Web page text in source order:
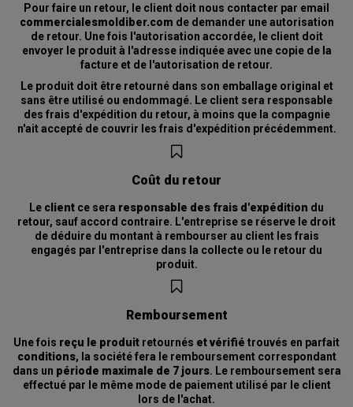
Pour faire un retour, le client doit nous contacter par email
commercialesmoldiber.com de demander une autorisation
de retour. Une fois l'autorisation accordée, le client doit
envoyer le produit à l'adresse indiquée avec une copie de la
facture et de l'autorisation de retour.
Le produit doit être retourné dans son emballage original et
sans être utilisé ou endommagé. Le client sera responsable
des frais d'expédition du retour, à moins que la compagnie
n'ait accepté de couvrir les frais d'expédition précédemment.
Coût du retour
Le client ce sera responsable des frais d'expédition du
retour, sauf accord contraire. L'entreprise se réserve le droit
de déduire du montant à rembourser au client les frais
engagés par l'entreprise dans la collecte ou le retour du
produit.
Remboursement
Une fois reçu le produit retournés et vérifié trouvés en parfait
conditions, la société fera le remboursement correspondant
dans un période maximale de 7 jours. Le remboursement sera
effectué par le même mode de paiement utilisé par le client
lors de l'achat.